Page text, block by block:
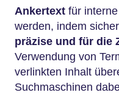
Ankertext für
werden, indem
präzise und für die
Verwendung von
verlinkten Inhalt
Suchmaschinen